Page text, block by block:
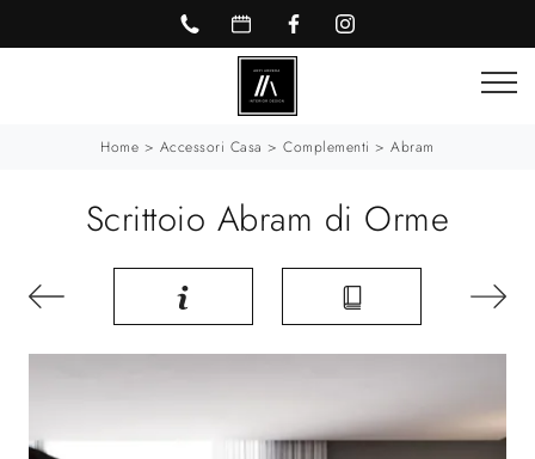
Home > Accessori Casa >Complementi >Abram
Scrittoio Abram di Orme